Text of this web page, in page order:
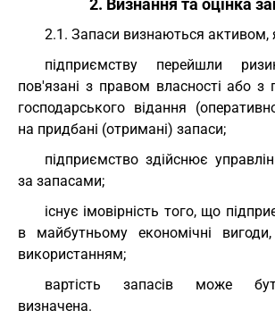
2. Визнання та оцінка
2.1. Запаси визнаються активом,
підприємству перейшли
пов'язані з правом власності або з
господарського відання
на придбані (отримані) запаси;
підприємство здійснює
за запасами;
існує імовірність того, що
в майбутньому економічні
використанням;
вартість запасів може
визначена.